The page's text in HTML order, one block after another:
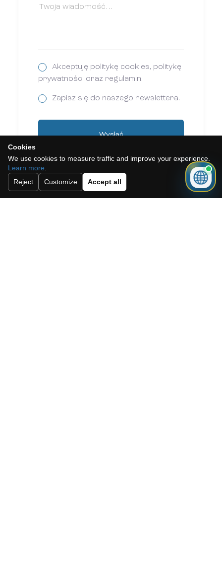
Akceptuję politykę cookies, politykę
prywatności oraz regulamin.
Zapisz się do naszego newslettera.
Wysłać
Cookies
We use cookies to measure traffic and improve your experience.
Learn more
Reject
Customize Accept all